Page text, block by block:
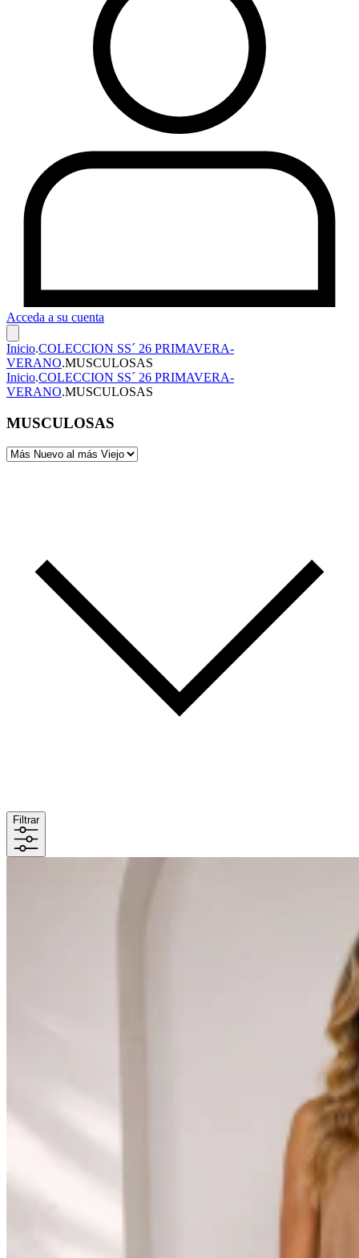
Acceda a su cuenta
Inicio.COLECCION SS´ 26 PRIMAVERA-
VERANO.MUSCULOSAS
Inicio.COLECCION SS´ 26 PRIMAVERA-
VERANO.MUSCULOSAS
MUSCULOSAS
Filtrar